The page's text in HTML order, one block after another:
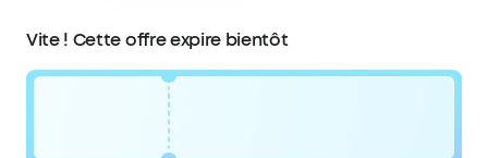
Vite ! Cette offre expire bientôt